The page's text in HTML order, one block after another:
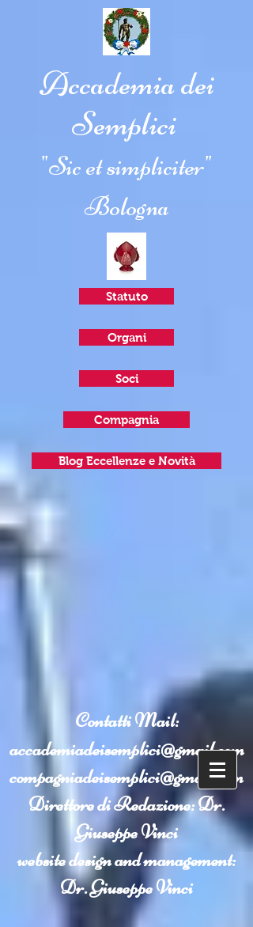
Accademia dei
Semplici
"Sic et simpliciter"
Bologna
Statuto
Organi
Soci
Compagnia
Blog Eccellenze e Novità
ContattiMail:
accademiadeisemplici@gmail.com
compagniadeisemplici@gmail.com
Direttore di Redazione: Dr.
Giuseppe Vinci
website design and management:
Dr. Giuseppe Vinci